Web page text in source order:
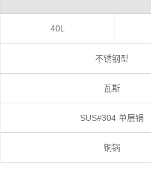
40L
不锈钢型
瓦斯
SUS#304 单层锅
铜锅